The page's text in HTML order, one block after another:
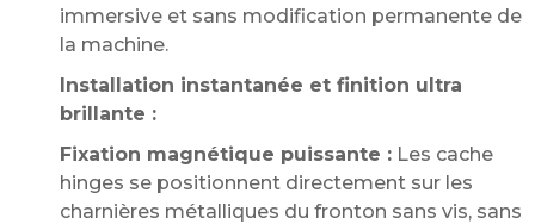
immersive et sans modification permanente de
la machine.
Installation instantanée et finition ultra
brillante :
Fixation magnétique puissante : Les cache
hinges se positionnent directement sur les
charnières métalliques du fronton sans vis, sans